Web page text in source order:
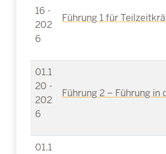
16 -
202
6
Führung 1 für
01.1
20 -
202
6
Führung 2 – Führung in
01.1